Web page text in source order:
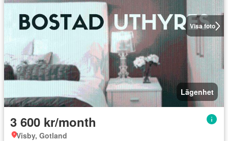
Visa foto
Lägenhet
3 600 kr/month
Visby, Gotland